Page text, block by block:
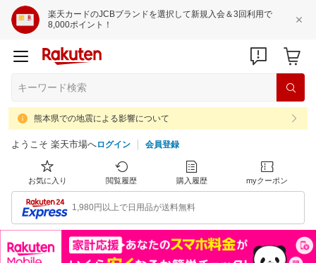
楽天カードのJCBブランドを選択して新規入会＆3回利用で
8,000ポイント！
熊本県での地震による影響について
ようこそ 楽天市場へログイン 会員登録
お気に入り 閲覧履歴 購入履歴 myクーポン
1,980円以上で日用品が送料無料